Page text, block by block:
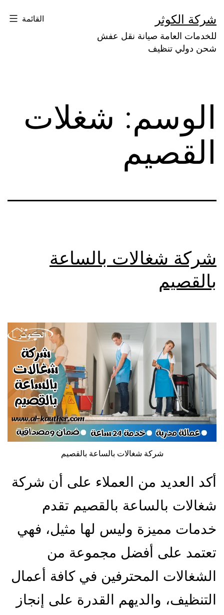
إلى
المحتوى
شركة الكوثر
للخدمات العامة صيانة نقل عفش
شحن دولي تنظيف
القائمة
الوسم: شغلات
القصيم
شركة شغالات بالساعة
بالقصيم
شركة شغالات بالساعة بالقصيم
أكد العديد من العملاء على أن شركة
شغالات بالساعة بالقصيم تقدم
خدمات مميزة وليس لها مثيل، فهي
تعتمد على أفضل مجموعة من
الشغالات المحترفين في كافة أعمال
التنظيف، والديهم القدرة على إنجاز